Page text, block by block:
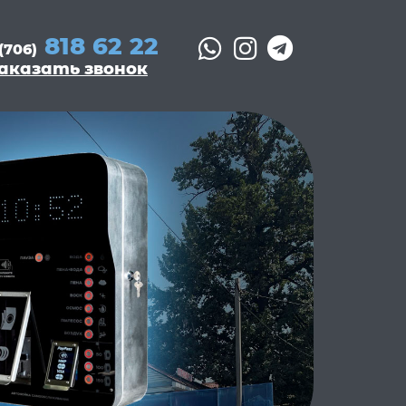
818 62 22
звонок